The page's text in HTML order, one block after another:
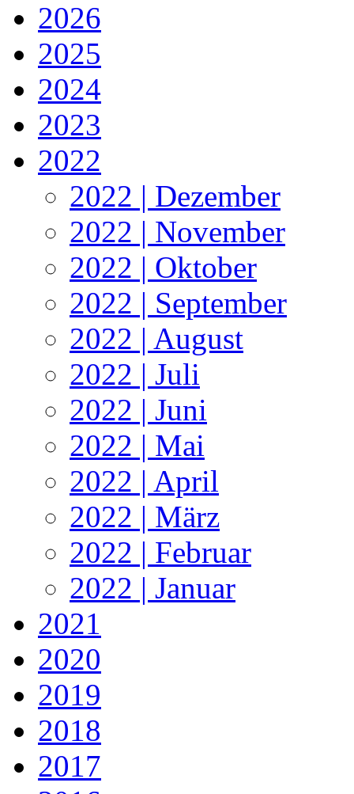
2026
2025
2024
2023
2022
2022 | Dezember
2022 | November
2022 | Oktober
2022 | September
2022 | August
2022 | Juli
2022 | Juni
2022 | Mai
2022 | April
2022 | März
2022 | Februar
2022 | Januar
2021
2020
2019
2018
2017